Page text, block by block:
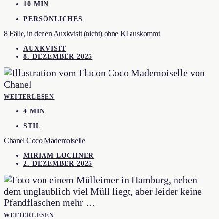
10 MIN
PERSÖNLICHES
8 Fälle, in denen Auxkvisit (nicht) ohne KI auskommt
AUXKVISIT
8. DEZEMBER 2025
WEITERLESEN
4 MIN
STIL
Chanel Coco Mademoiselle
MIRIAM LOCHNER
2. DEZEMBER 2025
WEITERLESEN